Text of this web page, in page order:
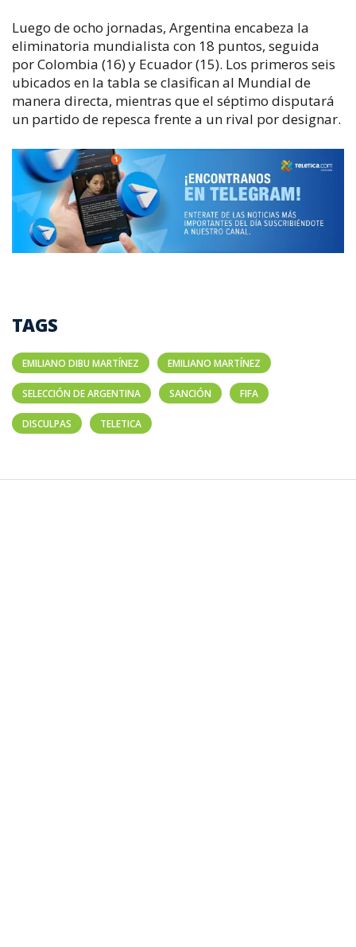
Luego de ocho jornadas, Argentina encabeza la
eliminatoria mundialista con 18 puntos, seguida
por Colombia (16) y Ecuador (15). Los primeros seis
ubicados en la tabla se clasifican al Mundial de
manera directa, mientras que el séptimo disputará
un partido de repesca frente a un rival por designar.
TAGS
EMILIANO DIBU MARTÍNEZ EMILIANO MARTÍNEZ
SELECCIÓN DE ARGENTINA SANCIÓN FIFA
DISCULPAS TELETICA